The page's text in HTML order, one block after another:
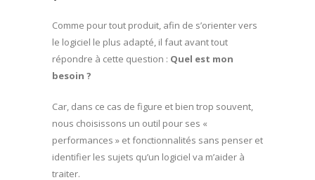
Comme pour tout produit, afin de s’orienter vers
le logiciel le plus adapté, il faut avant tout
répondre à cette question : Quel est mon
besoin ?
Car, dans ce cas de figure et bien trop souvent,
nous choisissons un outil pour ses «
performances » et fonctionnalités sans penser et
identifier les sujets qu’un logiciel va m’aider à
traiter.